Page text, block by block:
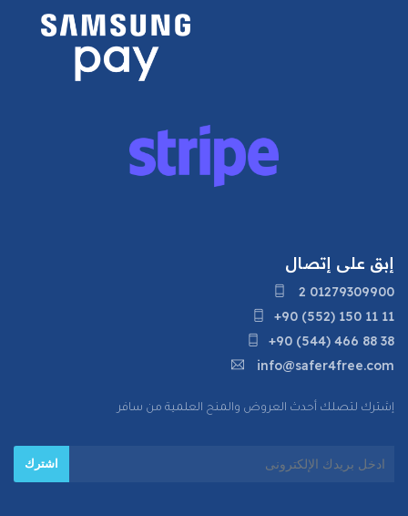
إبق على إتصال
2 01279309900
+90 (552) 150 11 11
+90 (544) 466 88 38
info@safer4free.com
إشترك لتصلك أحدث العروض والمنح العلمية من سافر